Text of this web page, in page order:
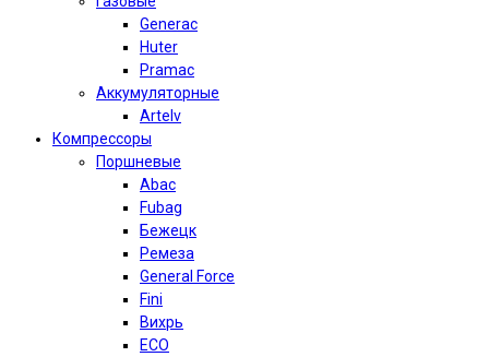
Generac
Huter
Pramac
Аккумуляторные
Artelv
Компрессоры
Поршневые
Abac
Fubag
Бежецк
Ремеза
General Force
Fini
Вихрь
ECO